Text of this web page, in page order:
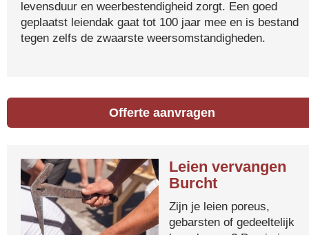
levensduur en weerbestendigheid zorgt. Een goed
geplaatst leiendak gaat tot 100 jaar mee en is bestand
tegen zelfs de zwaarste weersomstandigheden.
Offerte aanvragen
Leien vervangen
Burcht
Zijn je leien poreus,
gebarsten of gedeeltelijk